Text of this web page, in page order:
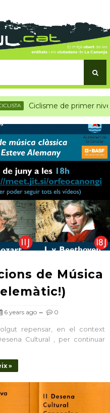
Ciclisme de primer nivell a la
de Música
6 years ago 0
repensar, en el context
Cultural , per continuar
»